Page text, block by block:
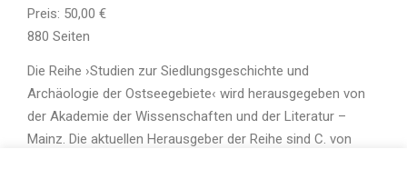
Preis: 50,00 €
880 Seiten
Die Reihe ›Studien zur Siedlungsgeschichte und
Archäologie der Ostseegebiete‹ wird herausgegeben von
der Akademie der Wissenschaften und der Literatur –
Mainz. Die aktuellen Herausgeber der Reihe sind C. von